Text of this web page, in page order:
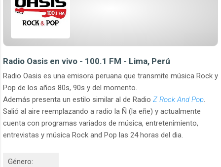
Radio Oasis en vivo - 100.1 FM - Lima, Perú
Radio Oasis es una emisora peruana que transmite música Rock y
Pop de los años 80s, 90s y del momento.
Además presenta un estilo similar al de Radio Z Rock And Pop.
Salió al aire reemplazando a radio la Ñ (la eñe) y actualmente
cuenta con programas variados de música, entretenimiento,
entrevistas y música Rock and Pop las 24 horas del dia.
Género: